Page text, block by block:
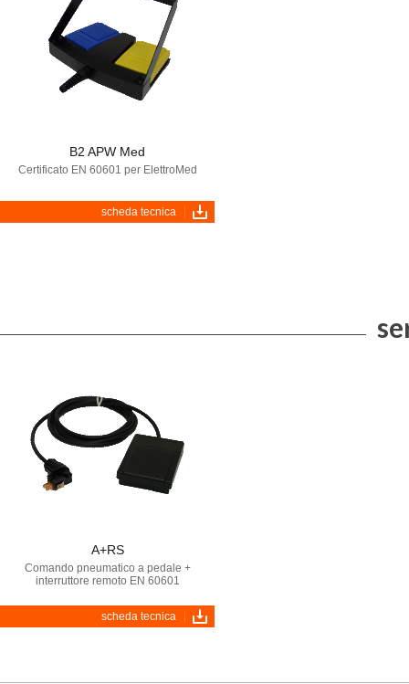
B2 APW Med
Certificato EN 60601 per ElettroMed
scheda tecnica
A+RS
Comando pneumatico a pedale +
interruttore remoto EN 60601
scheda tecnica